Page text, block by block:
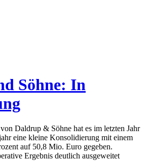
Söhne: In
Daldrup & Söhne hat es im letzten Jahr
eine kleine Konsolidierung mit einem
auf 50,8 Mio. Euro gegeben.
Ergebnis deutlich ausgeweitet